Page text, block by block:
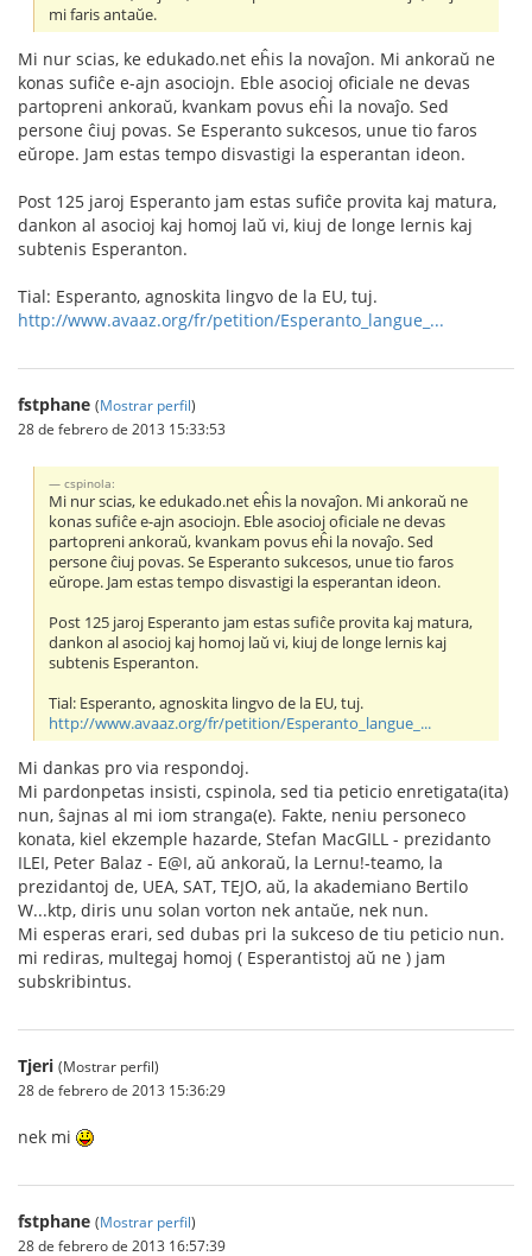
mi faris antaŭe.
Mi nur scias, ke edukado.net eĥis la novaĵon. Mi ankoraŭ ne
konas sufiĉe e-ajn asociojn. Eble asocioj oficiale ne devas
partopreni ankoraŭ, kvankam povus eĥi la novaĵo. Sed
persone ĉiuj povas. Se Esperanto sukcesos, unue tio faros
eŭrope. Jam estas tempo disvastigi la esperantan ideon.
Post 125 jaroj Esperanto jam estas sufiĉe provita kaj matura,
dankon al asocioj kaj homoj laŭ vi, kiuj de longe lernis kaj
subtenis Esperanton.
Tial: Esperanto, agnoskita lingvo de la EU, tuj.
http://www.avaaz.org/fr/petition/Esperanto_langue_...
fstphane (Mostrar perfil)
28 de febrero de 2013 15:33:53
cspinola:
Mi nur scias, ke edukado.net eĥis la novaĵon. Mi ankoraŭ ne
konas sufiĉe e-ajn asociojn. Eble asocioj oficiale ne devas
partopreni ankoraŭ, kvankam povus eĥi la novaĵo. Sed
persone ĉiuj povas. Se Esperanto sukcesos, unue tio faros
eŭrope. Jam estas tempo disvastigi la esperantan ideon.
Post 125 jaroj Esperanto jam estas sufiĉe provita kaj matura,
dankon al asocioj kaj homoj laŭ vi, kiuj de longe lernis kaj
subtenis Esperanton.
Tial: Esperanto, agnoskita lingvo de la EU, tuj.
http://www.avaaz.org/fr/petition/Esperanto_langue_...
Mi dankas pro via respondoj.
Mi pardonpetas insisti, cspinola, sed tia peticio enretigata(ita)
nun, ŝajnas al mi iom stranga(e). Fakte, neniu personeco
konata, kiel ekzemple hazarde, Stefan MacGILL - prezidanto
ILEI, Peter Balaz - E@I, aŭ ankoraŭ, la Lernu!-teamo, la
prezidantoj de, UEA, SAT, TEJO, aŭ, la akademiano Bertilo
W...ktp, diris unu solan vorton nek antaŭe, nek nun.
Mi esperas erari, sed dubas pri la sukceso de tiu peticio nun.
mi rediras, multegaj homoj ( Esperantistoj aŭ ne ) jam
subskribintus.
Tjeri (Mostrar perfil)
28 de febrero de 2013 15:36:29
nek mi
fstphane (Mostrar perfil)
28 de febrero de 2013 16:57:39